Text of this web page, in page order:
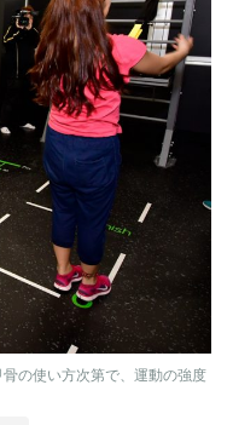
の使い方次第で、運動の強度